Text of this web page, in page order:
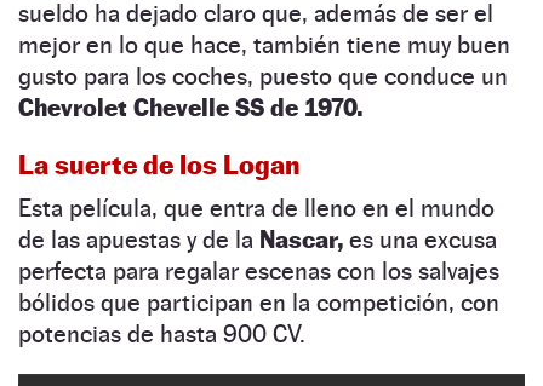
sueldo ha dejado claro que, además de ser el
mejor en lo que hace, también tiene muy buen
gusto para los coches, puesto que conduce un
Chevrolet Chevelle SS de 1970.
La suerte de los Logan
Esta película, que entra de lleno en el mundo
de las apuestas y de la Nascar, es una excusa
perfecta para regalar escenas con los salvajes
bólidos que participan en la competición, con
potencias de hasta 900 CV.